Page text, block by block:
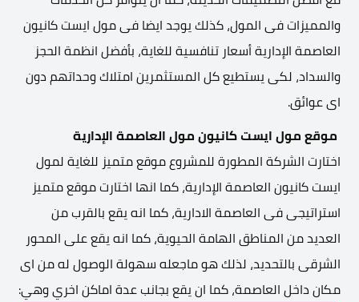
والمميزات فى المول، كذلك يوجد ايضا فى مول ايست كانيون
العاصمة الإدارية أسعار تنافسية للغاية، بأفضل انظمة الحجز
والسداد، لكى يستطيع كل المستثمرين امتلاك وحداتهم دون
اى عوائق.
موقع مول ايست كانيون مول العاصمة الإدارية
اختارت الشركة المطورة للمشروع موقع متميز للغاية لمول
ايست كانيون العاصمة الإدارية، كما انها اختارت موقع متميز
استراتيجى فى العاصمة الادارية، كما انه يقع بالقرب من
العديد من المناطق الهامة الحيوية، كما انه يقع على المحور
الشرقى بالتحديد، لذلك هو ماجعله سهولة الوصول له من اى
مكان داخل العاصمة، كما ان يقع بجانب عدة اماكن اخري وهي: